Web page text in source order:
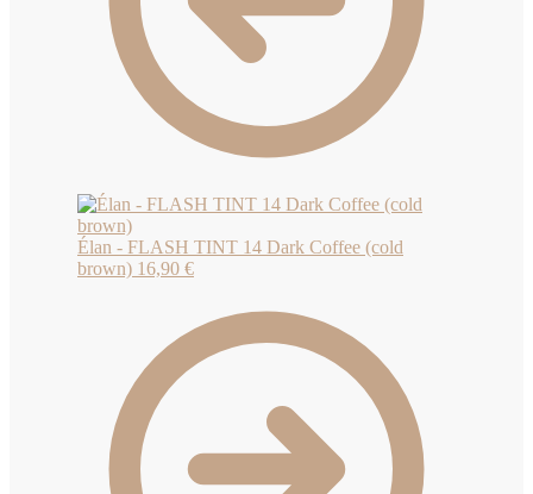
Élan - FLASH TINT 14 Dark Coffee (cold
brown) 16,90 €